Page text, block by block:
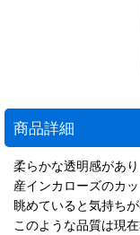
商品詳細
柔らかな透明感があ
産インカローズのカッ
眺めていると気持ち
このような品質は現